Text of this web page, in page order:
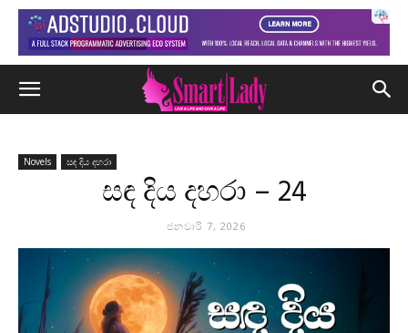
Novels සඳ දිය දහරා
සඳ දිය දහරා – 24
ජනවාරි 7, 2026